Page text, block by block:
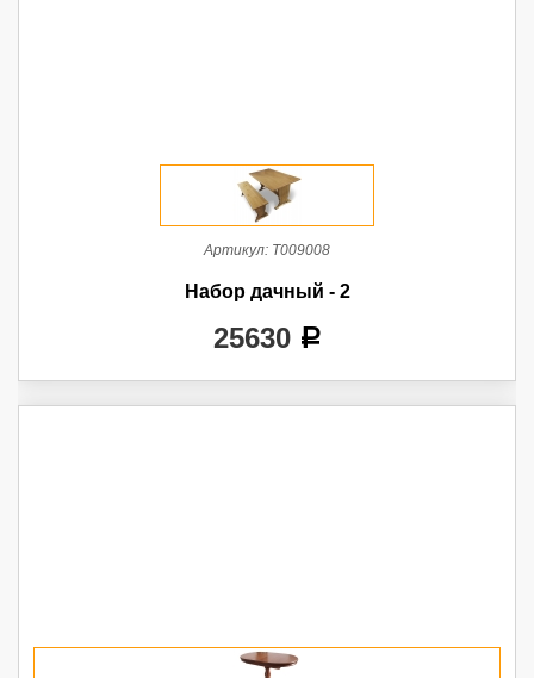
Артикул: Т009008
Набор дачный - 2
25630 a